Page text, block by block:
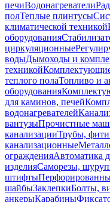
печиВодонагреватели
полТеплые плинтусы
климатической техникой
оборудования
циркуляционные
водыДымоходы и
техникой
теплого полаТопливо и
оборудования
для каминов, печей
водонагревателей
вантузыПрочистные
канализацииТрубы,
канализационные
огражденияАвтоматика
изделияСаморезы,
штифты
шайбыЗаклепкиБолты,
анкерыКарабины